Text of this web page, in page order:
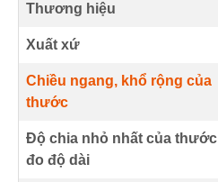
Thương hiệu
Xuất xứ
Chiều ngang, khổ rộng của
thước
Độ chia nhỏ nhất của thước
đo độ dài